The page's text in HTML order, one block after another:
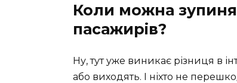
Коли можна
пасажирів?
Ну, тут уже виникає різниця в
або виходять. І ніхто не